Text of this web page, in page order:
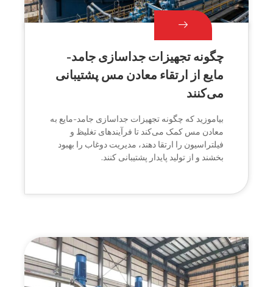
چگونه تجهیزات جداسازی جامد-
مایع از ارتقاء معادن مس پشتیبانی
می‌کنند
بیاموزید که چگونه تجهیزات جداسازی جامد-مایع به
معادن مس کمک می‌کند تا فرآیندهای تغلیظ و
فیلتراسیون را ارتقا دهند، مدیریت دوغاب را بهبود
بخشند و از تولید پایدار پشتیبانی کنند.